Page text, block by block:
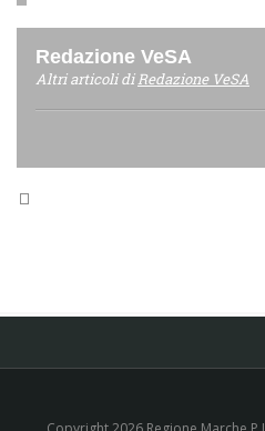
Redazione VeSA
Altri articoli diRedazione VeSA